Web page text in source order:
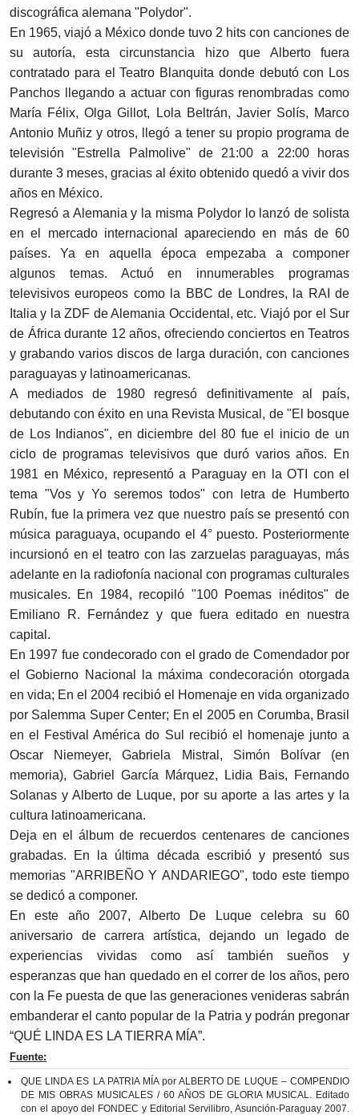
discográfica alemana "Polydor".
En 1965, viajó a México donde tuvo 2 hits con canciones de
su autoría, esta circunstancia hizo que Alberto fuera
contratado para el Teatro Blanquita donde debutó con Los
Panchos llegando a actuar con figuras renombradas como
María Félix, Olga Gillot, Lola Beltrán, Javier Solís, Marco
Antonio Muñiz y otros, llegó a tener su propio programa de
televisión "Estrella Palmolive" de 21:00 a 22:00 horas
durante 3 meses, gracias al éxito obtenido quedó a vivir dos
años en México.
Regresó a Alemania y la misma Polydor lo lanzó de solista
en el mercado internacional apareciendo en más de 60
países. Ya en aquella época empezaba a componer
algunos temas. Actuó en innumerables programas
televisivos europeos como la BBC de Londres, la RAI de
Italia y la ZDF de Alemania Occidental, etc. Viajó por el Sur
de África durante 12 años, ofreciendo conciertos en Teatros
y grabando varios discos de larga duración, con canciones
paraguayas y latinoamericanas.
A mediados de 1980 regresó definitivamente al país,
debutando con éxito en una Revista Musical, de "El bosque
de Los Indianos", en diciembre del 80 fue el inicio de un
ciclo de programas televisivos que duró varios años. En
1981 en México, representó a Paraguay en la OTI con el
tema "Vos y Yo seremos todos" con letra de Humberto
Rubín, fue la primera vez que nuestro país se presentó con
música paraguaya, ocupando el 4° puesto. Posteriormente
incursionó en el teatro con las zarzuelas paraguayas, más
adelante en la radiofonía nacional con programas culturales
musicales. En 1984, recopiló "100 Poemas inéditos" de
Emiliano R. Fernández y que fuera editado en nuestra
capital.
En 1997 fue condecorado con el grado de Comendador por
el Gobierno Nacional la máxima condecoración otorgada
en vida; En el 2004 recibió el Homenaje en vida organizado
por Salemma Super Center; En el 2005 en Corumba, Brasil
en el Festival América do Sul recibió el homenaje junto a
Oscar Niemeyer, Gabriela Mistral, Simón Bolívar (en
memoria), Gabriel García Márquez, Lidia Bais, Fernando
Solanas y Alberto de Luque, por su aporte a las artes y la
cultura latinoamericana.
Deja en el álbum de recuerdos centenares de canciones
grabadas. En la última década escribió y presentó sus
memorias "ARRIBEÑO Y ANDARIEGO", todo este tiempo
se dedicó a componer.
En este año 2007, Alberto De Luque celebra su 60
aniversario de carrera artística, dejando un legado de
experiencias vividas como así también sueños y
esperanzas que han quedado en el correr de los años, pero
con la Fe puesta de que las generaciones venideras sabrán
embanderar el canto popular de la Patria y podrán pregonar
“QUÉ LINDA ES LA TIERRA MÍA”.
Fuente:
QUE LINDA ES LA PATRIA MÍA por ALBERTO DE LUQUE – COMPENDIO
DE MIS OBRAS MUSICALES / 60 AÑOS DE GLORIA MUSICAL. Editado
con el apoyo del FONDEC y Editorial Servilibro, Asunción-Paraguay 2007.